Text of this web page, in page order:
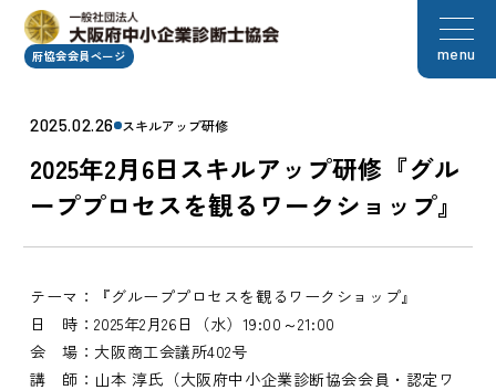
府協会会員ページ menu
2025.02.26 スキルアップ研修
2025年2月6日スキルアップ研修『グル
ーププロセスを観るワークショップ』
テーマ：『グループプロセスを観るワークショップ』
日 時：2025年2月26日（水）19:00～21:00
会 場：大阪商工会議所402号
講 師：山本 淳氏（大阪府中小企業診断協会会員・認定ワ